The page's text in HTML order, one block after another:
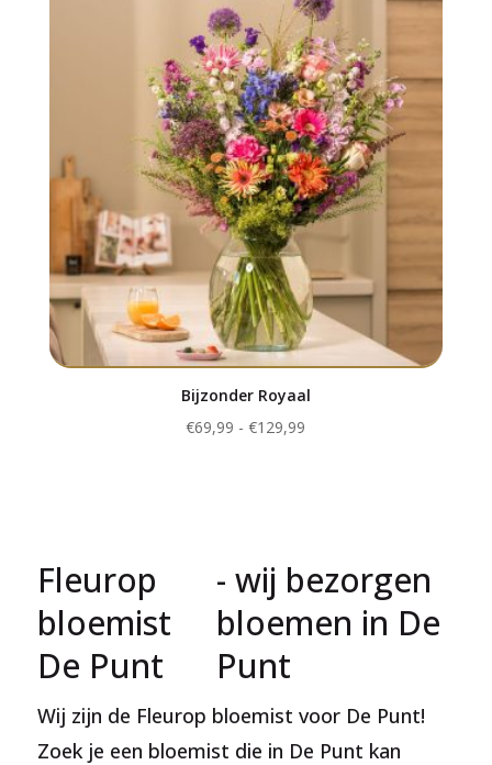
Bijzonder Royaal
€69,99 - €129,99
Fleurop
bloemist
De Punt
- wij bezorgen
bloemen in De
Punt
Wij zijn de Fleurop bloemist voor De Punt!
Zoek je een bloemist die in De Punt kan